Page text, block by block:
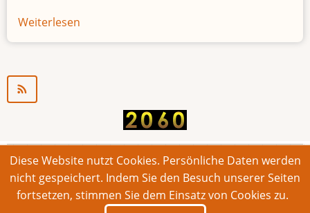
Weiterlesen
Jugendarbeitslosigkeit
© 2026 Bonner Aufruf. Alle Rechte vorbehalten.
Footer
Impressum Kontakt Intern
Diese Website nutzt Cookies. Persönliche Daten werden
nicht gespeichert. Indem Sie den Besuch unserer Seiten
fortsetzen, stimmen Sie dem Einsatz von Cookies zu.